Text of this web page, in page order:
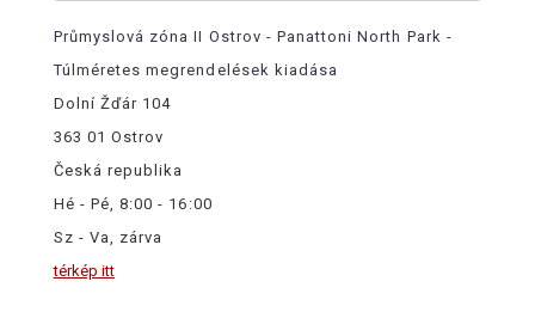
Průmyslová zóna II Ostrov - Panattoni North Park -
Túlméretes megrendelések kiadása
Dolní Žďár 104
363 01 Ostrov
Česká republika
Hé - Pé, 8:00 - 16:00
Sz - Va, zárva
térkép itt